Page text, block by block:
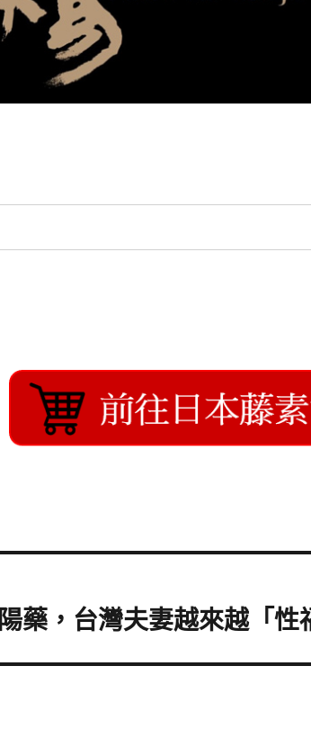
藥，台灣夫妻越來越「性